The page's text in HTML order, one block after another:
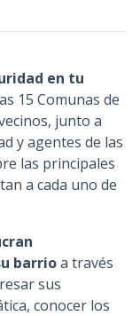
en tu
15 Comunas de
junto a
y agentes de las
las principales
a cada uno de
barrioa través
sus
conocer los